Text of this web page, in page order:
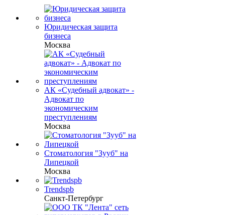
Юридическая защита
бизнеса
Москва
АК «Судебный адвокат» -
Адвокат по
экономическим
преступлениям
Москва
Стоматология "Зууб" на
Липецкой
Москва
Trendspb
Санкт-Петербург